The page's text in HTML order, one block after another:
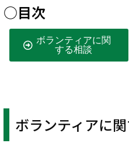
○目次
ボランティアに関
する相談
ボランティアに